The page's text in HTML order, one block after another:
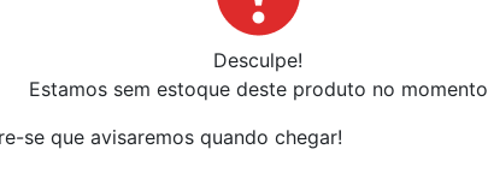
Desculpe!
Estamos sem estoque deste produto no momento
se que avisaremos quando chegar!